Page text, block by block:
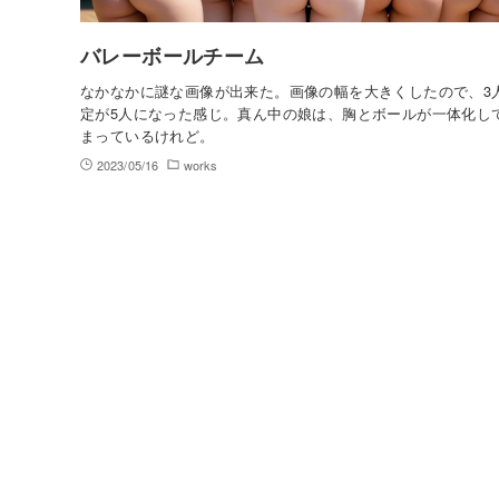
バレーボールチーム
なかなかに謎な画像が出来た。画像の幅を大きくしたので、3
定が5人になった感じ。真ん中の娘は、胸とボールが一体化し
まっているけれど。
2023/05/16 works